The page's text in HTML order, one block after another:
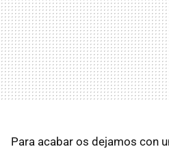
Para acabar os dejamos con